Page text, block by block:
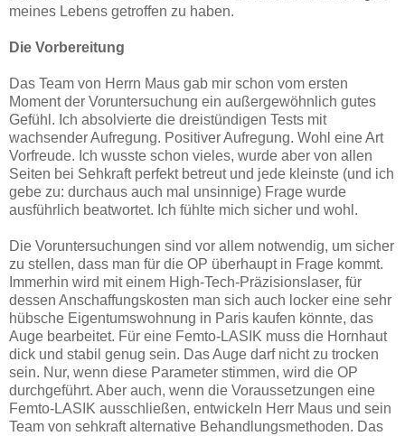
meines Lebens getroffen zu haben.
Die Vorbereitung
Das Team von Herrn Maus gab mir schon vom ersten
Moment der Voruntersuchung ein außergewöhnlich gutes
Gefühl. Ich absolvierte die dreistündigen Tests mit
wachsender Aufregung. Positiver Aufregung. Wohl eine Art
Vorfreude. Ich wusste schon vieles, wurde aber von allen
Seiten bei Sehkraft perfekt betreut und jede kleinste (und ich
gebe zu: durchaus auch mal unsinnige) Frage wurde
ausführlich beatwortet. Ich fühlte mich sicher und wohl.
Die Voruntersuchungen sind vor allem notwendig, um sicher
zu stellen, dass man für die OP überhaupt in Frage kommt.
Immerhin wird mit einem High-Tech-Präzisionslaser, für
dessen Anschaffungskosten man sich auch locker eine sehr
hübsche Eigentumswohnung in Paris kaufen könnte, das
Auge bearbeitet. Für eine Femto-LASIK muss die Hornhaut
dick und stabil genug sein. Das Auge darf nicht zu trocken
sein. Nur, wenn diese Parameter stimmen, wird die OP
durchgeführt. Aber auch, wenn die Voraussetzungen eine
Femto-LASIK ausschließen, entwickeln Herr Maus und sein
Team von sehkraft alternative Behandlungsmethoden. Das